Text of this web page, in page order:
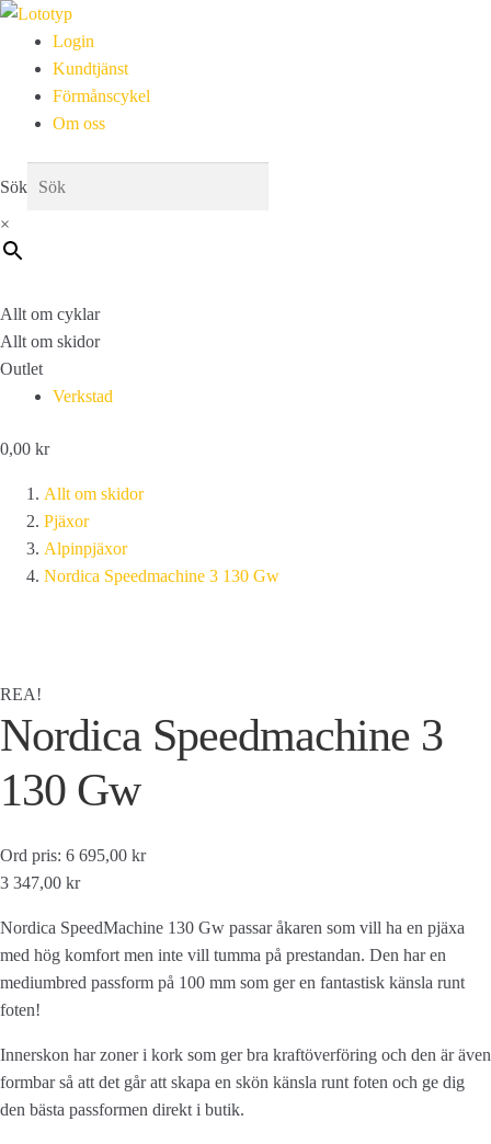
Login
Kundtjänst
Förmånscykel
Om oss
Sök
×
Allt om cyklar
Allt om skidor
Outlet
Verkstad
0,00 kr
Allt om skidor
Pjäxor
Alpinpjäxor
Nordica Speedmachine 3 130 Gw
REA!
Nordica Speedmachine 3
130 Gw
Ord pris: 6 695,00 kr
3 347,00 kr
Nordica SpeedMachine 130 Gw passar åkaren som vill ha en pjäxa
med hög komfort men inte vill tumma på prestandan. Den har en
mediumbred passform på 100 mm som ger en fantastisk känsla runt
foten!
Innerskon har zoner i kork som ger bra kraftöverföring och den är även
formbar så att det går att skapa en skön känsla runt foten och ge dig
den bästa passformen direkt i butik.